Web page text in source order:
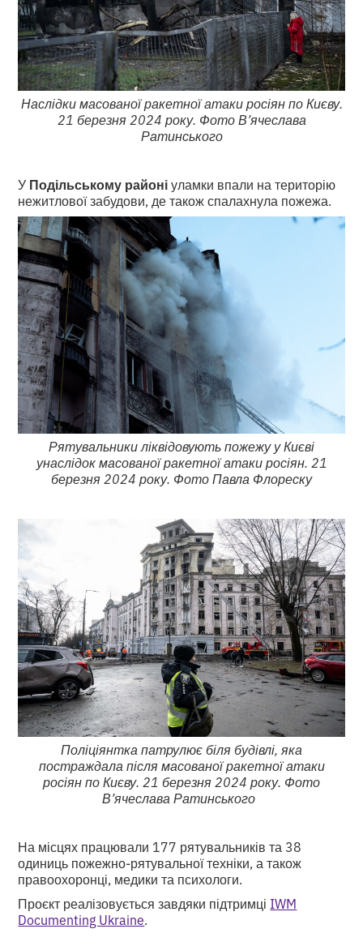
Наслідки масованої ракетної атаки росіян по Києву.
21 березня 2024 року. Фото В’ячеслава
Ратинського
У Подільському районіуламки впали на територію
нежитлової забудови, де також спалахнула пожежа.
Рятувальники ліквідовують пожежу у Києві
унаслідок масованої ракетної атаки росіян. 21
березня 2024 року. Фото Павла Флореску
Поліціянтка патрулює біля будівлі, яка
постраждала після масованої ракетної атаки
росіян по Києву. 21 березня 2024 року. Фото
В’ячеслава Ратинського
На місцях працювали 177 рятувальників та 38
одиниць пожежно-рятувальної техніки, а також
правоохоронці, медики та психологи.
Проєкт реалізовується завдяки підтримці IWM
Documenting Ukraine.